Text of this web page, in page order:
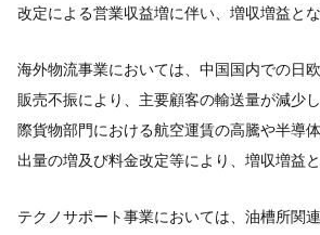
改定による営業収益増に伴い、増収増益とな
海外物流事業においては、中国国内での日
販売不振により、主要顧客の輸送量が減少
際貨物部門における航空運賃の高騰や半導
出量の増及び料金改定等により、増収増益と
テクノサポート事業においては、油槽所関